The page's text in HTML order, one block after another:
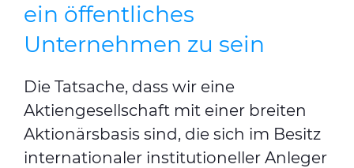
ein öffentliches
Unternehmen zu sein
Die Tatsache, dass wir eine
Aktiengesellschaft mit einer breiten
Aktionärsbasis sind, die sich im Besitz
internationaler institutioneller Anleger